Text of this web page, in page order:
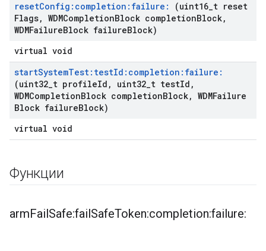
resetConfig:completion:failure: (uint16 t reset
Flags, WDMCompletionBlock completionBlock,
WDMFailureBlock failureBlock)
virtual void
startSystemTest:testId:completion:failure:
(uint32 t profileId , uint32 t testId ,
WDMCompletionBlock completionBlock, WDMFailure
Block failureBlock)
virtual void
Функции
armFailSafe:failSafeToken:completion:failure: